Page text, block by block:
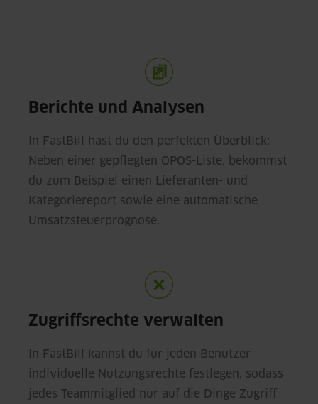
Berichte und Analysen
In FastBill hast du den perfekten Überblick:
Neben einer gepflegten OPOS-Liste, bekommst
du zum Beispiel einen Lieferanten- und
Kategoriereport sowie eine automatische
Umsatzsteuerprognose.
Zugriffsrechte verwalten
In FastBill kannst du für jeden Benutzer
individuelle Nutzungsrechte festlegen, sodass
jedes Teammitglied nur auf die Dinge Zugriff